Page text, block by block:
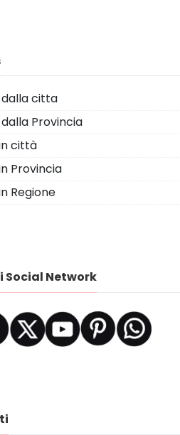
dalla citta
Provincia
città
Provincia
Regione
Social Network